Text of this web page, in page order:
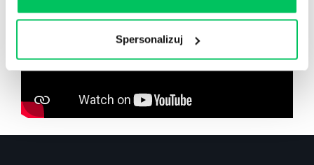
Spersonalizuj